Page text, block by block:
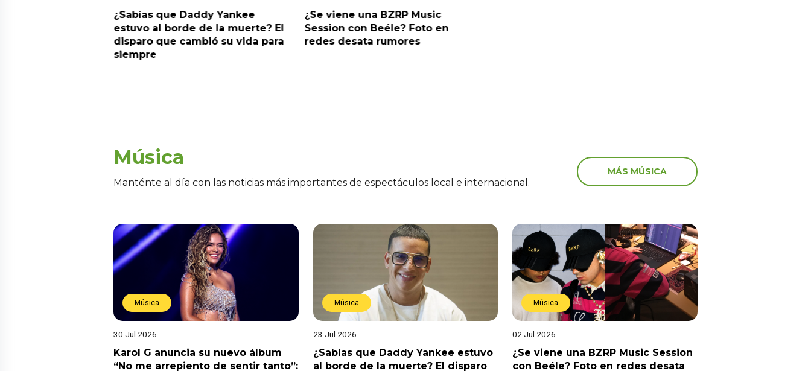
¿Sabías que Daddy Yankee
estuvo al borde de la muerte? El
disparo que cambió su vida para
siempre
¿Se viene una BZRP Music
Session con Beéle? Foto en
redes desata rumores
Música
Manténte al día con las noticias más importantes de espectáculos local e internacional.
MÁS MÚSICA
Música
30 Jul 2026
Karol G anuncia su nuevo álbum
“No me arrepiento de sentir tanto”:
Música
23 Jul 2026
¿Sabías que Daddy Yankee estuvo
al borde de la muerte? El disparo
Música
02 Jul 2026
¿Se viene una BZRP Music Session
con Beéle? Foto en redes desata